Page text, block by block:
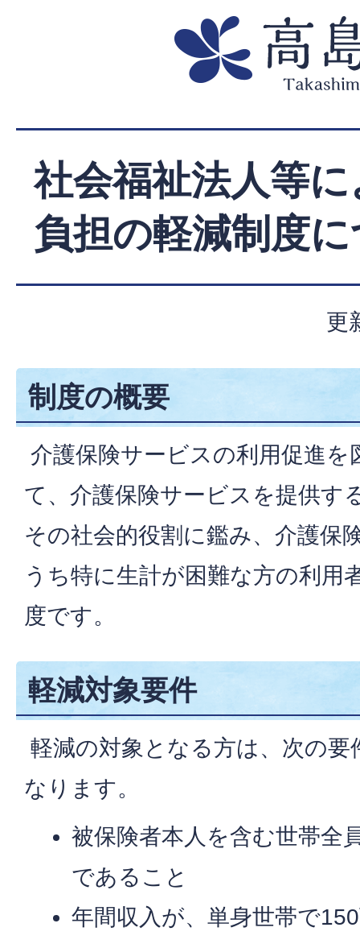
社会福祉法人等
負担の軽減制度
更
制度の概要
介護保険サービスの利用促進
て、介護保険サービスを提供す
その社会的役割に鑑み、介護保
うち特に生計が困難な方の利用
度です。
軽減対象要件
軽減の対象となる方は、次の
なります。
被保険者本人を含む世帯全
であること
年間収入が、単身世帯で